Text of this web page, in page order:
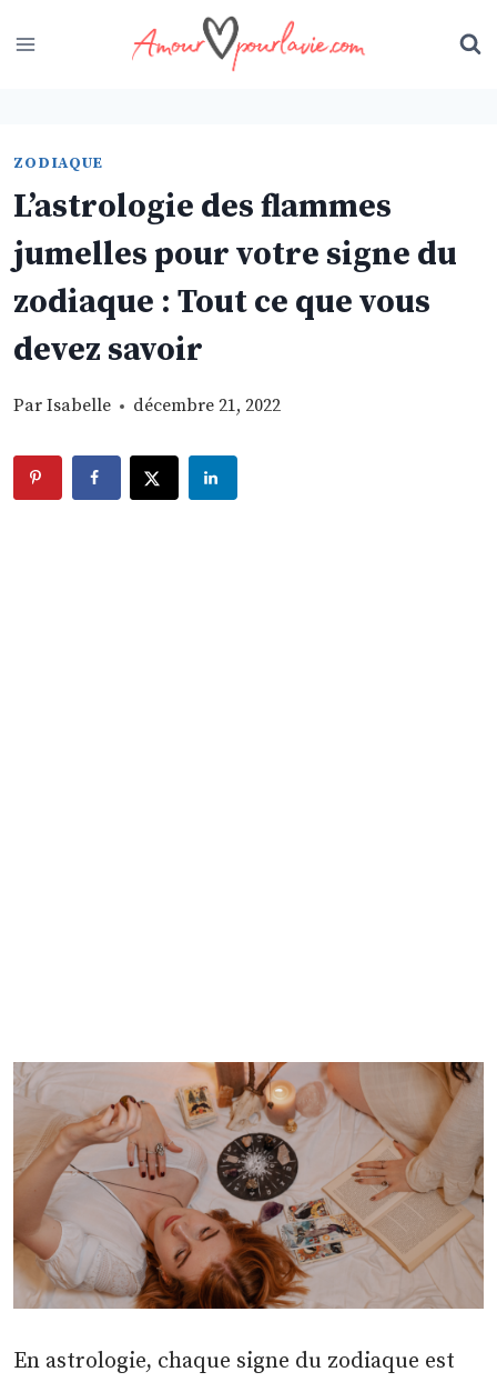
to
ZODIAQUE
L’astrologie des flammes
jumelles pour votre signe du
zodiaque : Tout ce que vous
devez savoir
Par Isabelle décembre 21, 2022
En astrologie, chaque signe du zodiaque est